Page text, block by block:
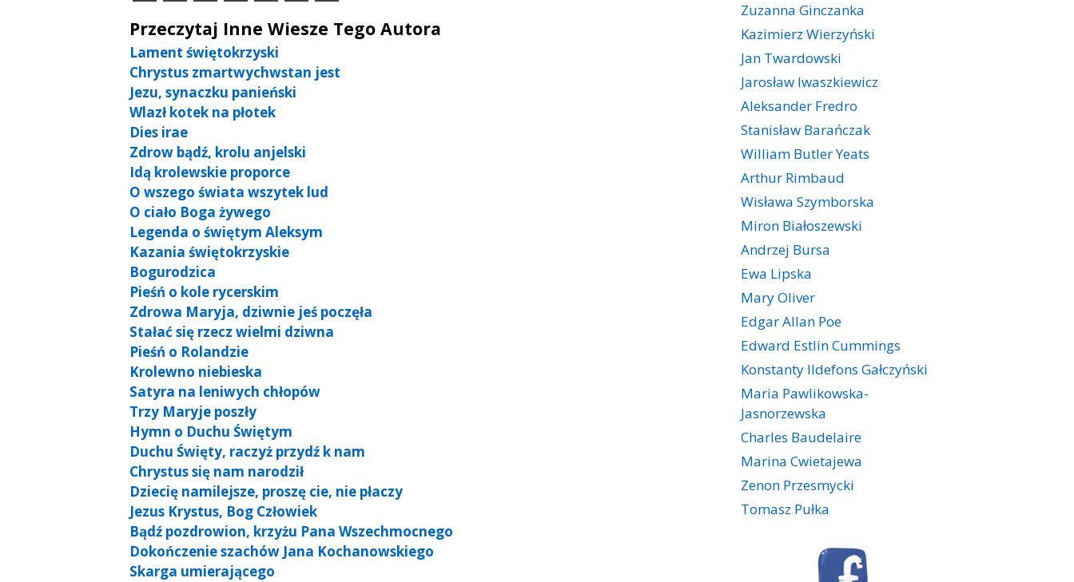
Przeczytaj Inne Wiesze Tego Autora
Lament świętokrzyski
Chrystus zmartwychwstan jest
Jezu, synaczku panieński
Wlazł kotek na płotek
Dies irae
Zdrow bądź, krolu anjelski
Idą krolewskie proporce
O wszego świata wszytek lud
O ciało Boga żywego
Legenda o świętym Aleksym
Kazania świętokrzyskie
Bogurodzica
Pieśń o kole rycerskim
Zdrowa Maryja, dziwnie jeś poczęła
Stałać się rzecz wielmi dziwna
Pieśń o Rolandzie
Krolewno niebieska
Satyra na leniwych chłopów
Trzy Maryje poszły
Hymn o Duchu Świętym
Duchu Święty, raczyż przydź k nam
Chrystus się nam narodził
Dziecię namilejsze, proszę cie, nie płaczy
Jezus Krystus, Bog Człowiek
Bądź pozdrowion, krzyżu Pana Wszechmocnego
Dokończenie szachów Jana Kochanowskiego
Skarga umierającego
Zuzanna Ginczanka
Kazimierz Wierzyński
Jan Twardowski
Jarosław Iwaszkiewicz
Aleksander Fredro
Stanisław Barańczak
William Butler Yeats
Arthur Rimbaud
Wisława Szymborska
Miron Białoszewski
Andrzej Bursa
Ewa Lipska
Mary Oliver
Edgar Allan Poe
Edward Estlin Cummings
Konstanty Ildefons Gałczyński
Maria Pawlikowska-
Jasnorzewska
Charles Baudelaire
Marina Cwietajewa
Zenon Przesmycki
Tomasz Pułka